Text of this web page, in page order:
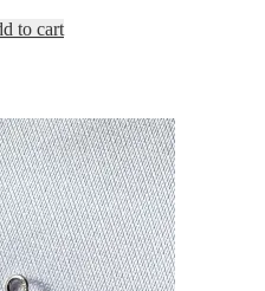
to cart